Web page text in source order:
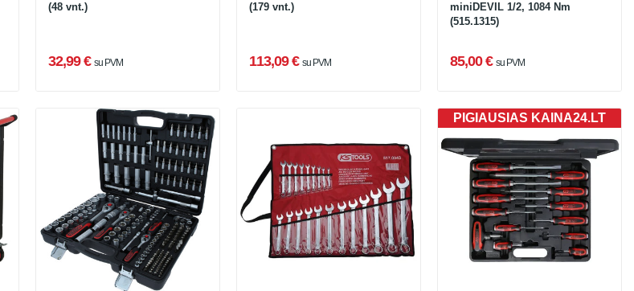
(48 vnt.)
32,99 € su PVM
(179 vnt.)
113,09 € su PVM
miniDEVIL 1/2, 1084 Nm
(515.1315)
85,00 € su PVM
PIGIAUSIAS KAINA24.LT